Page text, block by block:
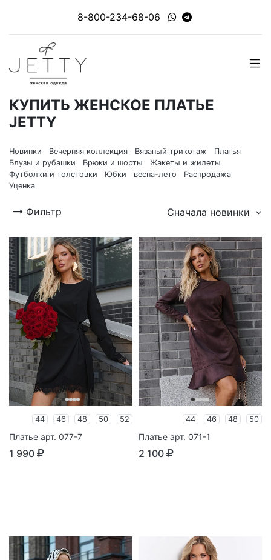
8-800-234-68-06
КУПИТЬ ЖЕНСКОЕ ПЛАТЬЕ
JETTY
Новинки Вечерняя коллекция Вязаный трикотаж
Платья
Блузы и рубашки
Брюки и шорты
Жакеты и жилеты
Футболки и толстовки
Юбки весна-лето
Распродажа
Уценка
Фильтр Сначала новинки
44 46 48 50 52
Платье арт. 077-7
1 990
44 46 48 50
Платье арт. 071-1
2 100